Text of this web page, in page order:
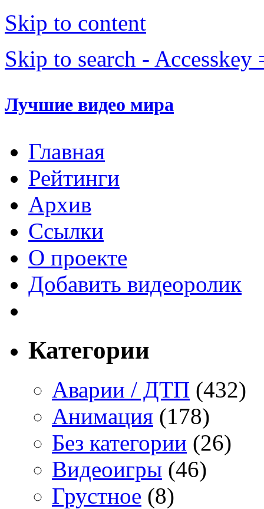
Skip to content
Skip to search - Accesskey
Лучшие видео мира
Главная
Рейтинги
Архив
Ссылки
О проекте
Добавить видеоролик
Категории
Аварии / ДТП (432)
Анимация (178)
Без категории (26)
Видеоигры (46)
Грустное (8)